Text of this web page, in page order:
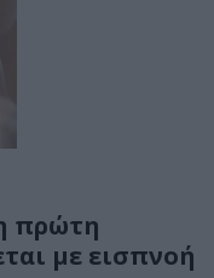
πρώτη
με εισπνοή